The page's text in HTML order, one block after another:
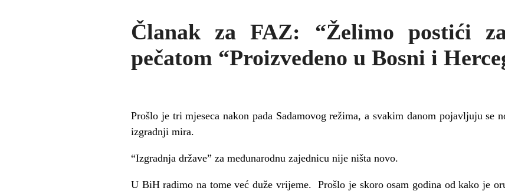
Članak za FAZ: “Želimo postići
pečatom “Proizvedeno u Bosni i
Prošlo je tri mjeseca nakon pada Sadamovog režima, a svakim danom pojavljuju se
izgradnji mira.
“Izgradnja države” za međunarodnu zajednicu nije ništa novo.
U BiH radimo na tome već duže vrijeme. Prošlo je skoro osam godina od kako je